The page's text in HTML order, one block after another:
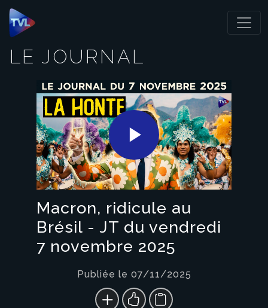
Panneau de gestion des cookies
LE JOURNAL
Play
Video
Macron, ridicule au
Brésil - JT du vendredi
7 novembre 2025
Publiée le 07/11/2025